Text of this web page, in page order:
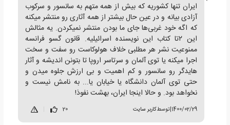
ایران تنها کشوریه که بیش از همه متهم به سانسور و سرکوب
آزادی بیانه و در عین حال بیشتر از همه آثاری رو منتشر میکنه
که اگه خود غربی‌ها جای ما بودن منتشر نمیکردن. یه مثالش
این ۲تا کتاب این نویسنده اسرائیلیه. قانون گسو فرانسه
ممنوعیت نشر هر مطلبی خلاف هولوکاست رو سفت و سخت
اجرا میکنه یا توی آلمان و سرتاسر اروپا تا بتونن اندیشه و آثار
هایدگر رو سانسور و کم اهمیت و بی ارزش جلوه میدن و
حتی توی آلمان دانشگاه یا خیابان یا... به نامش نیست و
نخواهد بود. و حالا اینجا ایران، بهشت نفوذ!
1400/02/29
|توسطکاربر سایت 20